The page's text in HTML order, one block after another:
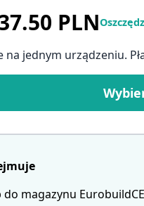
PLN
na jednym urządzeniu.
do magazynu